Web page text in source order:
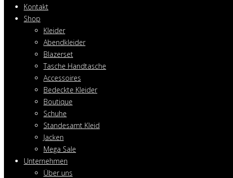
Kontakt
Shop
Kleider
Abendkleider
Blazerset
Tasche Handtasche
Accessoires
Bedeckte Kleider
Boutique
Schuhe
Standesamt Kleid
Jacken
Mega Sale
Unternehmen
Über uns